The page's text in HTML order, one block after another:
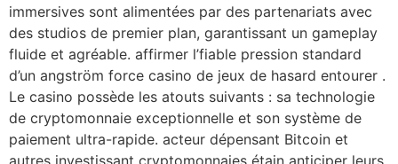
immersives sont alimentées par des partenariats avec
des studios de premier plan, garantissant un gameplay
fluide et agréable. affirmer l’fiable pression standard
d’un angström force casino de jeux de hasard entourer .
Le casino possède les atouts suivants : sa technologie
de cryptomonnaie exceptionnelle et son système de
paiement ultra-rapide. acteur dépensant Bitcoin et
autres investissant cryptomonnaies étain anticiper leurs